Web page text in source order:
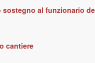
sostegno al funzionario
cantiere